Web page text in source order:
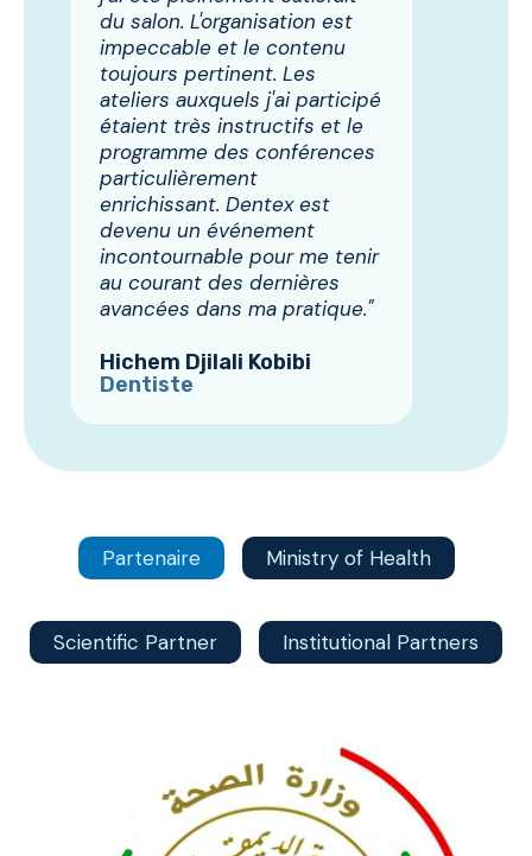
du salon. L'organisation est
impeccable et le contenu
toujours pertinent. Les
ateliers auxquels j'ai participé
étaient très instructifs et le
programme des conférences
particulièrement
enrichissant. Dentex est
devenu un événement
incontournable pour me tenir
au courant des dernières
avancées dans ma pratique."
Hichem Djilali Kobibi
Dentiste
Partenaire Ministry of Health
Scientific Partner Institutional Partners